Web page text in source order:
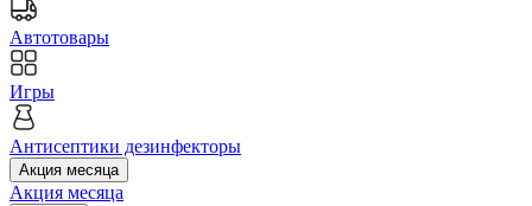
Автотовары
Игры
Антисептики дезинфекторы
Акция месяца
Акция месяца